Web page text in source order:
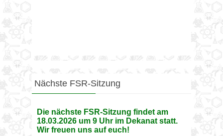
Nächste FSR-Sitzung
Die nächste FSR-Sitzung findet am
18.03.2026 um 9 Uhr im Dekanat statt.
Wir freuen uns auf euch!